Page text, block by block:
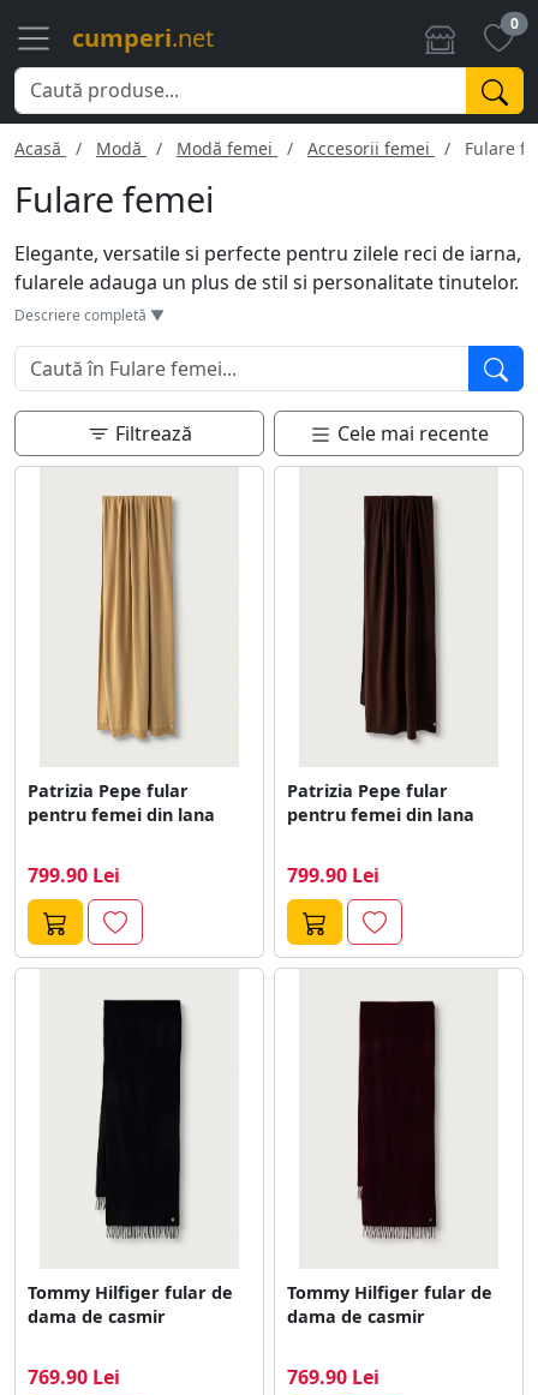
cumperi.net 0
Acasă Modă Modă femei Accesorii femei Fulare
Fulare femei
Elegante, versatile si perfecte pentru zilele reci de iarna,
fularele adauga un plus de stil si personalitate tinutelor.
Cu texturi diverse, de la matase fina la lana groasa, ele
completeaza look-ul, fie ca este vorba de o iesire casual
sau de un eveniment formal. Disponibile intr-o paleta
variata de culori si modele, aceste accesorii pot fi
innodate in diverse moduri, evidentiind astfel unicitatea
si rafinamentul unei femei. Esential in zilele racoroase,
Descriere completă ▼
Filtrează Cele mai recente
Patrizia Pepe fular
pentru femei din lana
799.90 Lei
Patrizia Pepe fular
pentru femei din lana
799.90 Lei
Tommy Hilfiger fular de
dama de casmir
769.90 Lei
Tommy Hilfiger fular de
dama de casmir
769.90 Lei